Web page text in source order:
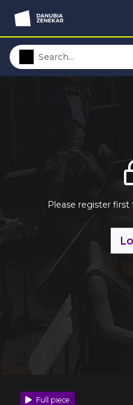
Please register
Full piece